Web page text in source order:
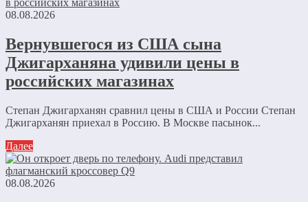
08.08.2026
Вернувшегося из США сына
Джигарханяна удивили цены в
российских магазинах
Степан Джигарханян сравнил цены в США и России Степан
Джигарханян приехал в Россию. В Москве пасынок...
Далее
08.08.2026